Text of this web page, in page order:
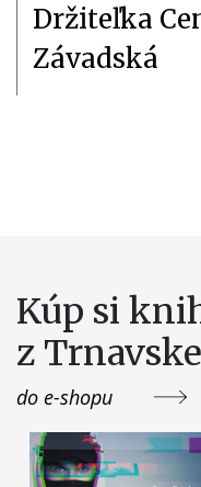
Držiteľka
Závadská
Kúp si
z
do e-shopu